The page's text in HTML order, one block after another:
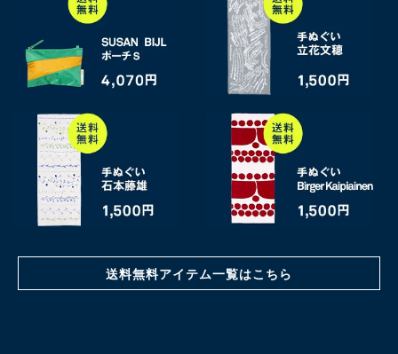
送料無料アイテム一覧はこちら